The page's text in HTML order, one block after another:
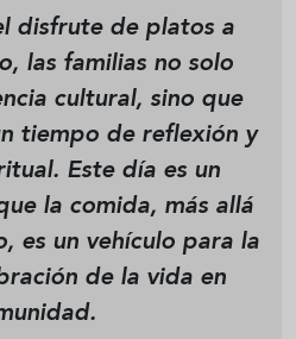
disfrute de platos a
las familias no solo
cultural, sino que
tiempo de reflexión y
Este día es un
la comida, más allá
es un vehículo para la
de la vida en